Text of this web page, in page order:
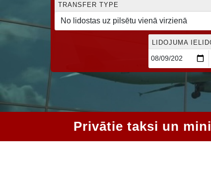
TRANSFER TYPE
LIDOJUMA
Privātie taksi un